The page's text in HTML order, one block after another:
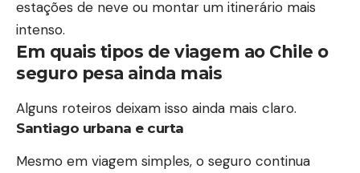
estações de neve ou montar um itinerário mais
intenso.
Em quais tipos de viagem ao Chile o
seguro pesa ainda mais
Alguns roteiros deixam isso ainda mais claro.
Santiago urbana e curta
Mesmo em viagem simples, o seguro continua